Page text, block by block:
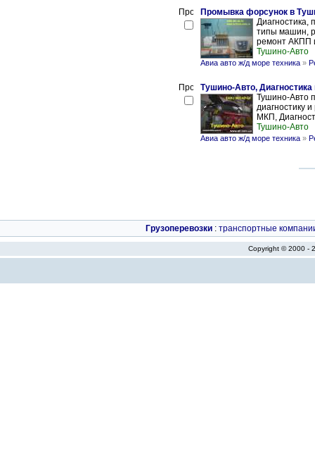
Промывка форсунок в
Диагностика,
типы машин,
ремонт АКПП
Тушино-Авто
Авиа авто ж/д море техника »
Тушино-Авто,
Тушино-Авто
диагностику
МКП,
Тушино-Авто
Авиа авто ж/д море техника »
Грузоперевозки : транспортные
Copyright © 2000 -